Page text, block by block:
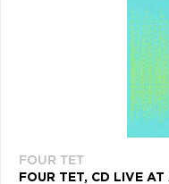
FOUR TET